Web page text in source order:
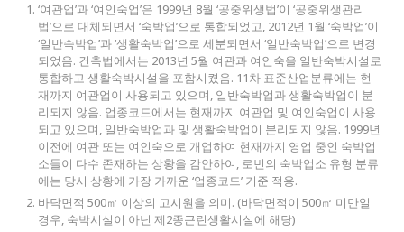
‘여관업’과 ‘여인숙업’은 1999년 8월 ‘공중위생법’이 ‘공중위생관리
법’으로 대체되면서 ‘숙박업’으로 통합되었고, 2012년 1월 ‘숙박업’이
‘일반숙박업’과 ‘생활숙박업’으로 세분되면서 ‘일반숙박업’으로 변경
되었음. 건축법에서는 2013년 5월 여관과 여인숙을 일반숙박시설로
통합하고 생활숙박시설을 포함시켰음. 11차 표준산업분류에는 현
재까지 여관업이 사용되고 있으며, 일반숙박업과 생활숙박업이 분
리되지 않음. 업종코드에서는 현재까지 여관업 및 여인숙업이 사용
되고 있으며, 일반숙박업과 및 생활숙박업이 분리되지 않음. 1999년
이전에 여관 또는 여인숙으로 개업하여 현재까지 영업 중인 숙박업
소들이 다수 존재하는 상황을 감안하여, 로빈의 숙박업소 유형 분류
에는 당시 상황에 가장 가까운 ‘업종코드’ 기준 적용.
바닥면적 500㎡ 이상의 고시원을 의미. (바닥면적이 500㎡ 미만일
경우, 숙박시설이 아닌 제2종근린생활시설에 해당)